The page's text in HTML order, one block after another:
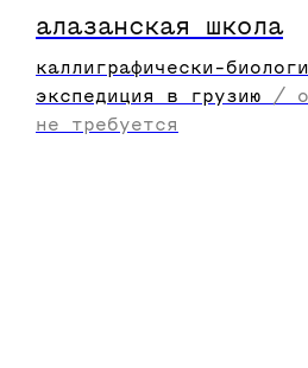
алазанская школа
каллиграфически-
экспедиция в грузию /
не требуется